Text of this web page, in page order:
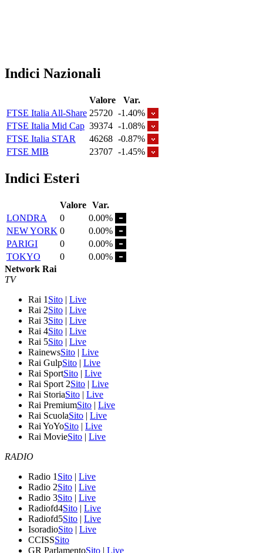
Indici Nazionali
Valore
Var.
FTSE Italia All-Share 25720 -1.40%
FTSE Italia Mid Cap 39374 -1.08%
FTSE Italia STAR
46268 -0.87%
FTSE MIB
23707 -1.45%
Indici Esteri
Valore Var.
LONDRA
0
0.00%
NEW YORK 0
0.00%
PARIGI
0
0.00%
TOKYO
0
0.00%
Network Rai
TV
Rai 1 Sito | Live
Rai 2Sito | Live
Rai 3Sito | Live
Rai 4Sito | Live
Rai 5Sito | Live
RainewsSito | Live
Rai GulpSito | Live
Rai SportSito | Live
Rai Sport 2Sito | Live
Rai StoriaSito | Live
Rai PremiumSito | Live
Rai ScuolaSito | Live
Rai YoYoSito | Live
Rai MovieSito | Live
RADIO
Radio 1 Sito | Live
Radio 2Sito | Live
Radio 3Sito | Live
Radiofd4Sito | Live
Radiofd5Sito | Live
IsoradioSito | Live
CCISSSito
GR ParlamentoSito | Live